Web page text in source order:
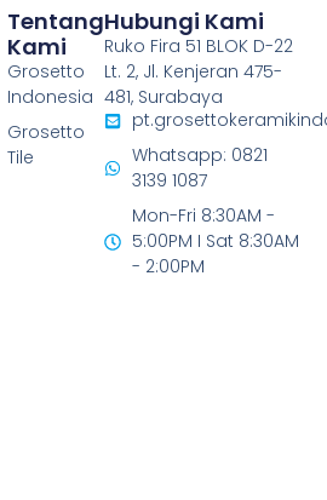
Tentang
Kami
Grosetto
Indonesia
Grosetto
Tile
Hubungi Kami
Ruko Fira 51 BLOK D-22
Lt. 2, Jl. Kenjeran 475-
481, Surabaya
Whatsapp: 0821
3139 1087
Mon-Fri 8:30AM -
5:00PM I Sat 8:30AM
- 2:00PM